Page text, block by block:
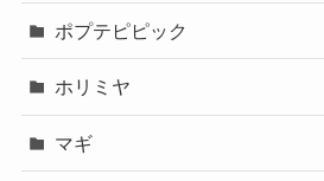
ポプテピピック
ホリミヤ
マギ